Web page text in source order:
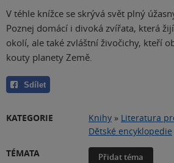
V téhle knížce se skrývá svět plný
Poznej domácí i divoká zvířata, která
okolí, ale také zvláštní živočichy, kteří
kouty planety Země.
Sdílet
KATEGORIE Knihy » Literatura
Dětské encyklopedie
TÉMATA
Přidat téma